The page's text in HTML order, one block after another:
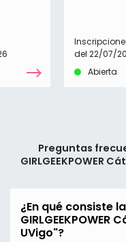
del 22/07/
Abierta
Preguntas
GIRLGEEKPOWER
¿En qué consiste
UVigo"?